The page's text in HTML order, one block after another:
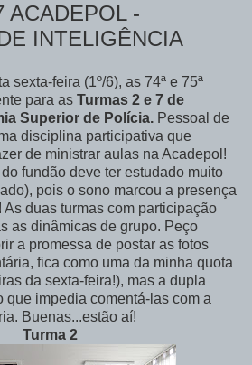
ACADEPOL -
INTELIGÊNCIA
sexta-feira (1º/6), as 74ª e 75ª
para as Turmas 2 e 7 de
Superior de Polícia. Pessoal de
disciplina participativa que
de ministrar aulas na Acadepol!
fundão deve ter estudado muito
pois o sono marcou a presença
duas turmas com participação
as dinâmicas de grupo. Peço
a promessa de postar as fotos
fica como uma da minha quota
da sexta-feira!), mas a dupla
que impedia comentá-las com a
Buenas...estão aí!
Turma 2